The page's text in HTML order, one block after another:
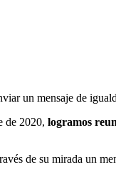
un mensaje de
de 2020, logramos
de su mirada un